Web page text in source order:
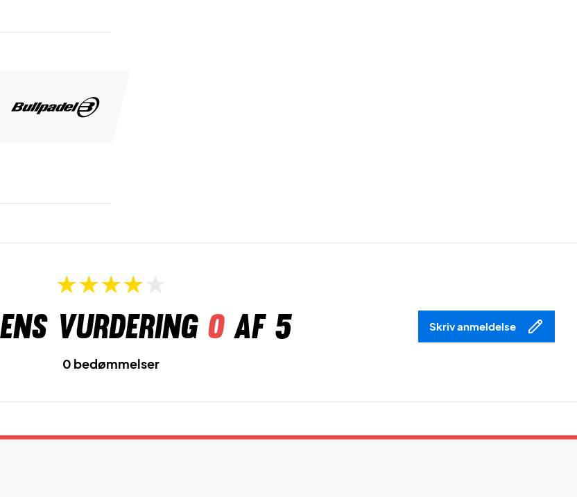
vurdering 0af 5 Skriv anmeldelse
0 bedømmelser